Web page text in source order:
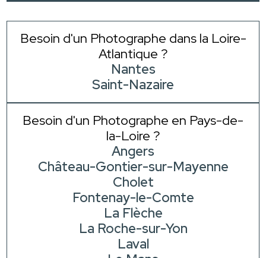
Besoin d'un Photographe dans la Loire-
Atlantique ?
Nantes
Saint-Nazaire
Besoin d'un Photographe en Pays-de-
la-Loire ?
Angers
Château-Gontier-sur-Mayenne
Cholet
Fontenay-le-Comte
La Flèche
La Roche-sur-Yon
Laval